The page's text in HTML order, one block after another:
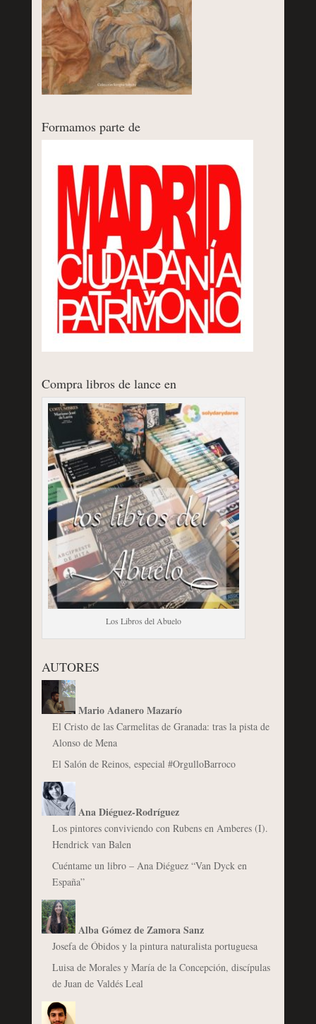
Formamos parte de
Compra libros de lance en
Los Libros del Abuelo
AUTORES
Mario Adanero Mazarío
El Cristo de las Carmelitas de Granada: tras la pista de
Alonso de Mena
El Salón de Reinos, especial #OrgulloBarroco
Ana Diéguez-Rodríguez
Los pintores conviviendo con Rubens en Amberes (I).
Hendrick van Balen
Cuéntame un libro – Ana Diéguez “Van Dyck en
España”
Alba Gómez de Zamora Sanz
Josefa de Óbidos y la pintura naturalista portuguesa
Luisa de Morales y María de la Concepción, discípulas
de Juan de Valdés Leal